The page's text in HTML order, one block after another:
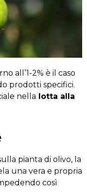
all’1-2% è il caso
prodotti specifici.
nella lotta alla
pianta di olivo, la
una vera e propria
così